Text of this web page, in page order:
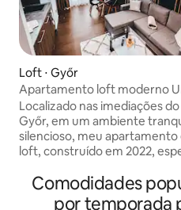
Loft ⋅ Győr
Apartamento loft moderno
4.
Localizado nas imediações
Győr, em um ambiente
silencioso, meu apartamento
loft, construído em 2022,
Apartamento térreo com
de carro elétrico (tipo 2) e
Comodidades
por temporada